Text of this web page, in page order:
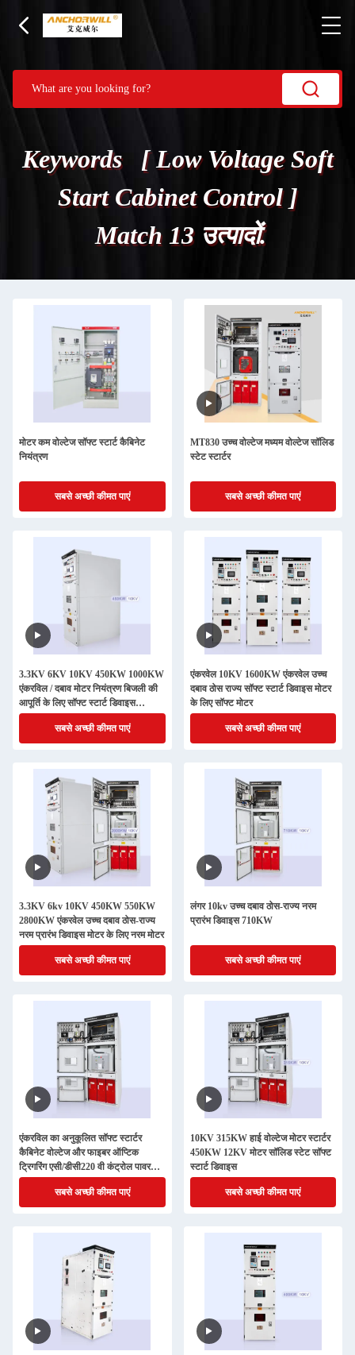
Keywords [ Low Voltage Soft
Start Cabinet Control ]
Match 13 उत्पादों.
मोटर कम वोल्टेज सॉफ्ट स्टार्ट कैबिनेट
नियंत्रण
सबसे अच्छी कीमत पाएं
MT830 उच्च वोल्टेज मध्यम वोल्टेज सॉलिड
स्टेट स्टार्टर
सबसे अच्छी कीमत पाएं
3.3KV 6KV 10KV 450KW 1000KW
एंकरविल / दबाव मोटर नियंत्रण बिजली की
आपूर्ति के लिए सॉफ्ट स्टार्ट डिवाइस
AC/DC220V
सबसे अच्छी कीमत पाएं
एंकरवेल 10KV 1600KW एंकरवेल उच्च
दबाव ठोस राज्य सॉफ्ट स्टार्ट डिवाइस मोटर
के लिए सॉफ्ट मोटर
सबसे अच्छी कीमत पाएं
3.3KV 6kv 10KV 450KW 550KW
2800KW एंकरवेल उच्च दबाव ठोस-राज्य
नरम प्रारंभ डिवाइस मोटर के लिए नरम मोटर
सबसे अच्छी कीमत पाएं
लंगर 10kv उच्च दबाव ठोस-राज्य नरम
प्रारंभ डिवाइस 710KW
सबसे अच्छी कीमत पाएं
एंकरविल का अनुकूलित सॉफ्ट स्टार्टर
कैबिनेट वोल्टेज और फाइबर ऑप्टिक
ट्रिगरिंग एसी/डीसी220 वी कंट्रोल पावर
सप्लाई के साथ
सबसे अच्छी कीमत पाएं
10KV 315KW हाई वोल्टेज मोटर स्टार्टर
450KW 12KV मोटर सॉलिड स्टेट सॉफ्ट
स्टार्ट डिवाइस
सबसे अच्छी कीमत पाएं